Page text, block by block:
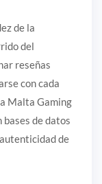
de la
del
reseñas
con cada
Malta Gaming
de datos
de